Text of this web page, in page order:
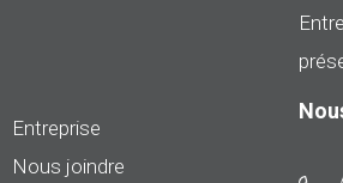
Entreprise
Nous joindre